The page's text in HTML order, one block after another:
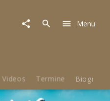
Menu
Videos Termine Biografie